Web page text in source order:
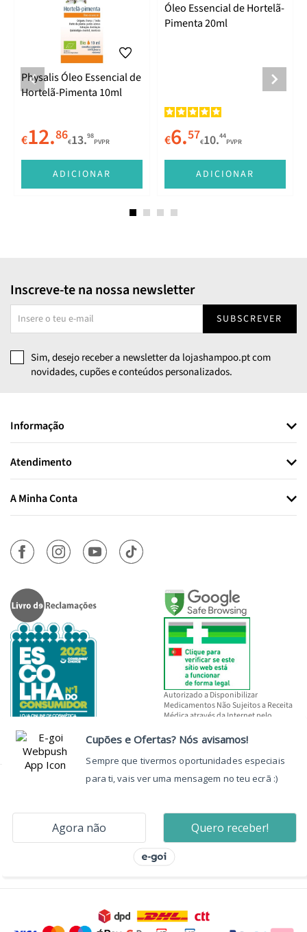
Physalis Óleo Essencial de
Hortelã-Pimenta 10ml
€12.86€13.98
PVPR
ADICIONAR
Óleo Essencial de Hortelã-
Pimenta 20ml
€6.57€10.44
PVPR
ADICIONAR
Inscreve-te na nossa newsletter
SUBSCREVER
Sim, desejo receber a newsletter da lojashampoo.pt com
novidades, cupões e conteúdos personalizados.
Informação
Atendimento
A Minha Conta
Autorizado a Disponibilizar
Medicamentos Não Sujeitos a Receita
Médica através da Internet pelo